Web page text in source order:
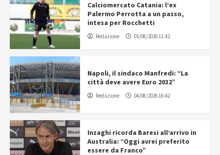
Calciomercato Catania: l’ex
Palermo Perrotta a un passo,
intesa per Rocchetti
Redazione 05/08/2026 11:42
Napoli, il sindaco Manfredi: “La
città deve avere Euro 2032”
Redazione 04/08/2026 16:42
Inzaghi ricorda Baresi all’arrivo in
Australia: “Oggi avrei preferito
essere da Franco”